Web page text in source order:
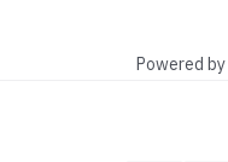
Powered by